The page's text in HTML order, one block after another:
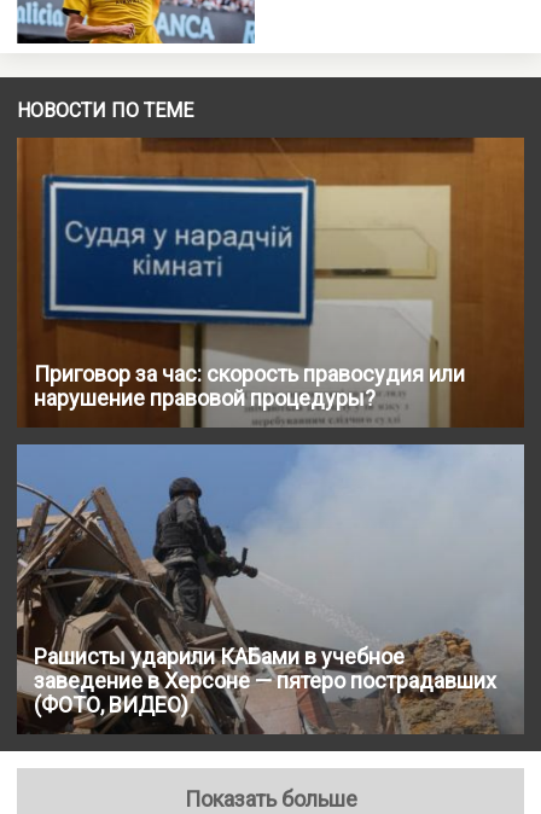
НОВОСТИ ПО ТЕМЕ
Приговор за час: скорость правосудия или
нарушение правовой процедуры?
Рашисты ударили КАБами в учебное
заведение в Херсоне — пятеро пострадавших
(ФОТО, ВИДЕО)
Показать больше